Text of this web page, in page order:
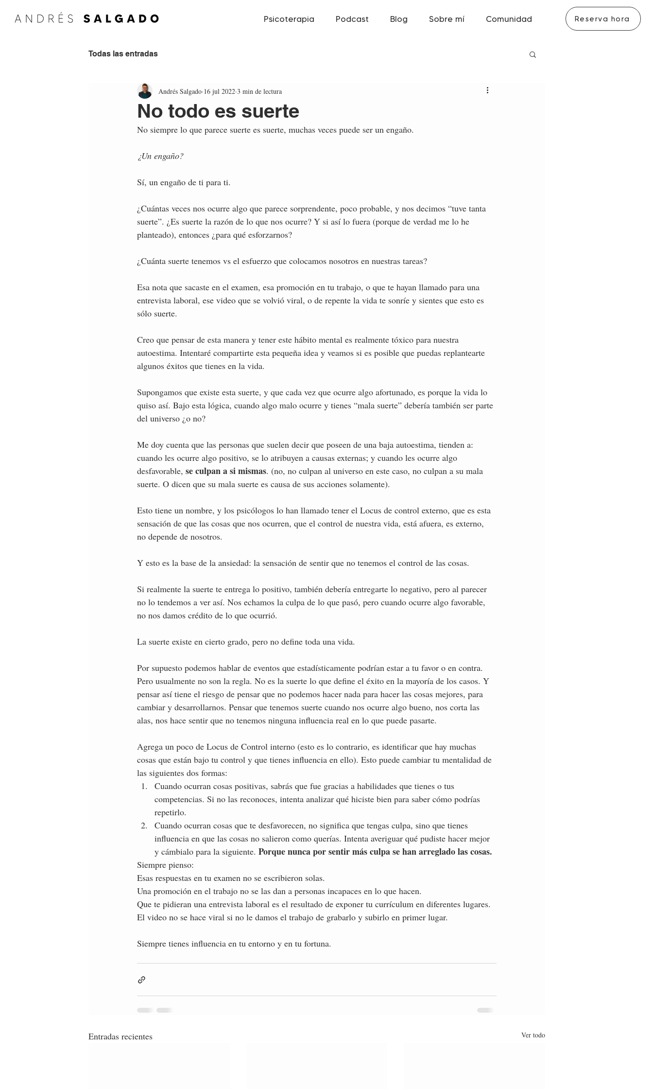
Psicoterapia Podcast Blog Sobre mí Comunidad Reserva hora
Todas las entradas
No todo es suerte
Andrés Salgado 16 jul 2022 3 min de lectura
No siempre lo que parece suerte es suerte, muchas veces puede ser un engaño.
¿Un engaño?
Sí, un engaño de ti para ti.
¿Cuántas veces nos ocurre algo que parece sorprendente, poco probable, y nos decimos “tuve tanta
suerte”. ¿Es suerte la razón de lo que nos ocurre? Y si así lo fuera (porque de verdad me lo he
planteado), entonces ¿para qué esforzarnos?
¿Cuánta suerte tenemos vs el esfuerzo que colocamos nosotros en nuestras tareas?
Esa nota que sacaste en el examen, esa promoción en tu trabajo, o que te hayan llamado para una
entrevista laboral, ese video que se volvió viral, o de repente la vida te sonríe y sientes que esto es
sólo suerte.
Creo que pensar de esta manera y tener este hábito mental es realmente tóxico para nuestra
autoestima. Intentaré compartirte esta pequeña idea y veamos si es posible que puedas replantearte
algunos éxitos que tienes en la vida.
Supongamos que existe esta suerte, y que cada vez que ocurre algo afortunado, es porque la vida lo
quiso así. Bajo esta lógica, cuando algo malo ocurre y tienes “mala suerte” debería también ser parte
del universo ¿o no?
Me doy cuenta que las personas que suelen decir que poseen de una baja autoestima, tienden a:
cuando les ocurre algo positivo, se lo atribuyen a causas externas; y cuando les ocurre algo
desfavorable, se culpan a si mismas. (no, no culpan al universo en este caso, no culpan a su mala
suerte. O dicen que su mala suerte es causa de sus acciones solamente).
Esto tiene un nombre, y los psicólogos lo han llamado tener el Locus de control externo, que es esta
sensación de que las cosas que nos ocurren, que el control de nuestra vida, está afuera, es externo,
no depende de nosotros.
Y esto es la base de la ansiedad: la sensación de sentir que no tenemos el control de las cosas.
Si realmente la suerte te entrega lo positivo, también debería entregarte lo negativo, pero al parecer
no lo tendemos a ver así. Nos echamos la culpa de lo que pasó, pero cuando ocurre algo favorable,
no nos damos crédito de lo que ocurrió.
La suerte existe en cierto grado, pero no define toda una vida.
Por supuesto podemos hablar de eventos que estadísticamente podrían estar a tu favor o en contra.
Pero usualmente no son la regla. No es la suerte lo que define el éxito en la mayoría de los casos. Y
pensar así tiene el riesgo de pensar que no podemos hacer nada para hacer las cosas mejores, para
cambiar y desarrollarnos. Pensar que tenemos suerte cuando nos ocurre algo bueno, nos corta las
alas, nos hace sentir que no tenemos ninguna influencia real en lo que puede pasarte.
Agrega un poco de Locus de Control interno (esto es lo contrario, es identificar que hay muchas
cosas que están bajo tu control y que tienes influencia en ello). Esto puede cambiar tu mentalidad de
las siguientes dos formas:
Cuando ocurran cosas positivas, sabrás que fue gracias a habilidades que tienes o tus
competencias. Si no las reconoces, intenta analizar qué hiciste bien para saber cómo podrías
repetirlo.
Cuando ocurran cosas que te desfavorecen, no significa que tengas culpa, sino que tienes
influencia en que las cosas no salieron como querías. Intenta averiguar qué pudiste hacer mejor
y cámbialo para la siguiente. Porque nunca por sentir más culpa se han arreglado las cosas.
Siempre pienso:
Esas respuestas en tu examen no se escribieron solas.
Una promoción en el trabajo no se las dan a personas incapaces en lo que hacen.
Que te pidieran una entrevista laboral es el resultado de exponer tu currículum en diferentes lugares.
El video no se hace viral si no le damos el trabajo de grabarlo y subirlo en primer lugar.
Siempre tienes influencia en tu entorno y en tu fortuna.
Entradas recientes Ver todo